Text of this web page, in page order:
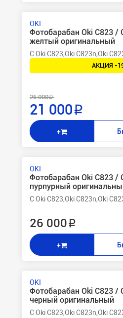
OKI
Фотобарабан Oki C823 /
желтый оригинальный
C Oki C823,Oki C823n,Oki
АКЦИЯ -
26 000 ₽
21 000 ₽
+
OKI
Фотобарабан Oki C823 /
пурпурный
C Oki C823,Oki C823n,Oki
26 000 ₽
+
OKI
Фотобарабан Oki C823 /
черный оригинальный
C Oki C823,Oki C823n,Oki